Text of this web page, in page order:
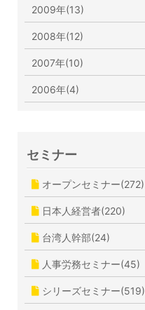
2009年(13)
2008年(12)
2007年(10)
2006年(4)
セミナー
オープンセミナー(272)
日本人経営者(220)
台湾人幹部(24)
人事労務セミナー(45)
シリーズセミナー(519)